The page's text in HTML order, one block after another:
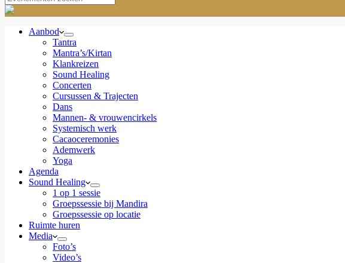
Aanbod
Tantra
Mantra’s/Kirtan
Klankreizen
Sound Healing
Concerten
Cursussen & Trajecten
Dans
Mannen- & vrouwencirkels
Systemisch werk
Cacaoceremonies
Ademwerk
Yoga
Agenda
Sound Healing
1 op 1 sessie
Groepssessie bij Mandira
Groepssessie op locatie
Ruimte huren
Media
Foto’s
Video’s